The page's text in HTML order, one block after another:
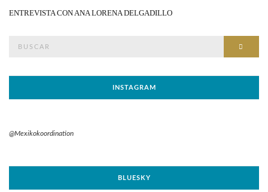
ENTREVISTA CON ANA LORENA DELGADILLO
INSTAGRAM
@Mexikokoordination
BLUESKY